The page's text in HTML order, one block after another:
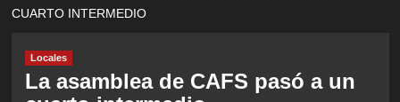
CUARTO INTERMEDIO
Locales
La asamblea de CAFS pasó a un